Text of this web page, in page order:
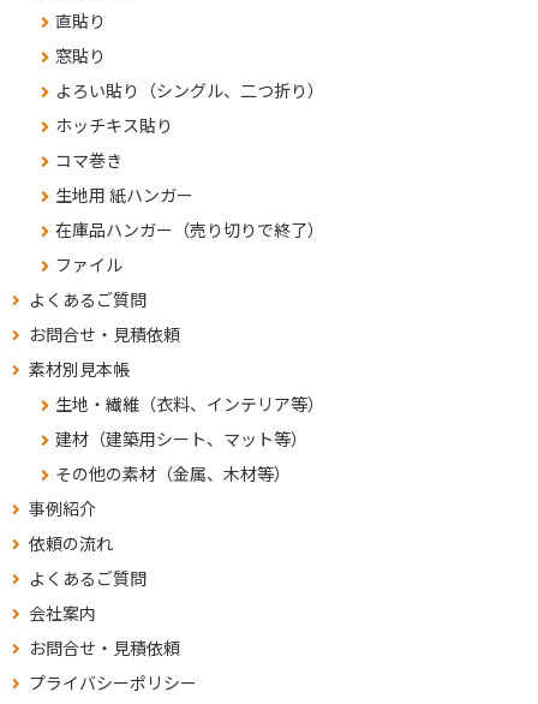
直貼り
窓貼り
よろい貼り（シングル、二つ折り）
ホッチキス貼り
コマ巻き
生地用 紙ハンガー
在庫品ハンガー（売り切りで終了）
ファイル
よくあるご質問
お問合せ・見積依頼
素材別見本帳
生地・繊維（衣料、インテリア等）
建材（建築用シート、マット等）
その他の素材（金属、木材等）
事例紹介
依頼の流れ
よくあるご質問
会社案内
お問合せ・見積依頼
プライバシーポリシー